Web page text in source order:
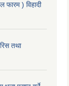
फारम ) विहादी
तथा